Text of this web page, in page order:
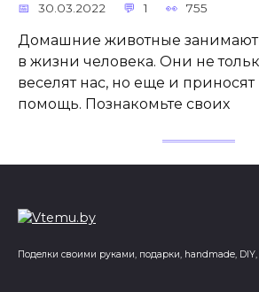
30.03.2022 1 755
Домашние животные занимают
в жизни человека. Они не
веселят нас, но еще и
помощь. Познакомьте своих
Поделки своими руками, подарки, handmade, DIY,